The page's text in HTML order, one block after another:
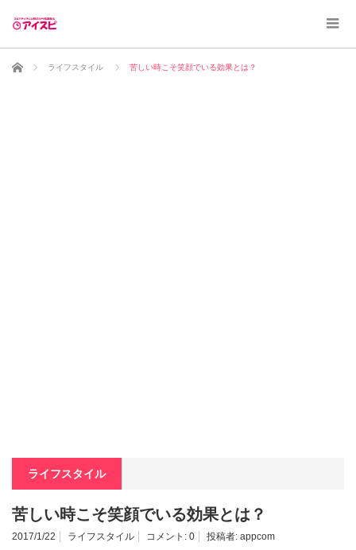
ホーム ライフスタイル 苦しい時こそ笑顔でいる効果とは？
ライフスタイル
苦しい時こそ笑顔でいる効果とは？
2017/1/22 ライフスタイル コメント: 0 投稿者: appcom